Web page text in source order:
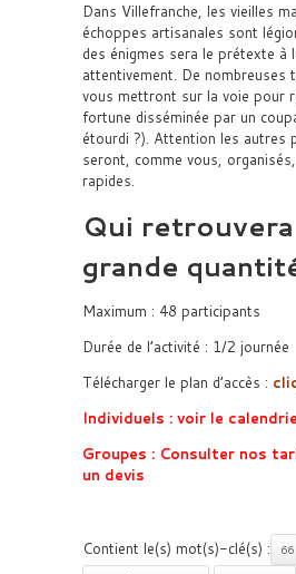
Dans Villefranche, les vieilles
échoppes artisanales sont
des énigmes sera le prétexte à
attentivement. De nombreuses
vous mettront sur la voie pour
fortune disséminée par un
étourdi ?). Attention les autres
seront, comme vous,
rapides.
Qui
grande
Maximum : 48 participants
Durée de l’activité : 1/2 journée
Télécharger le plan d’accès :
Individuels : voir le
Groupes : Consulter nos
un devis
Contient le(s) mot(s)-clé(s) : 66